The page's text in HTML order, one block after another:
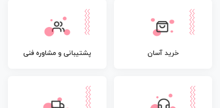
خرید آسان پشتیبانی و مشاوره فنی